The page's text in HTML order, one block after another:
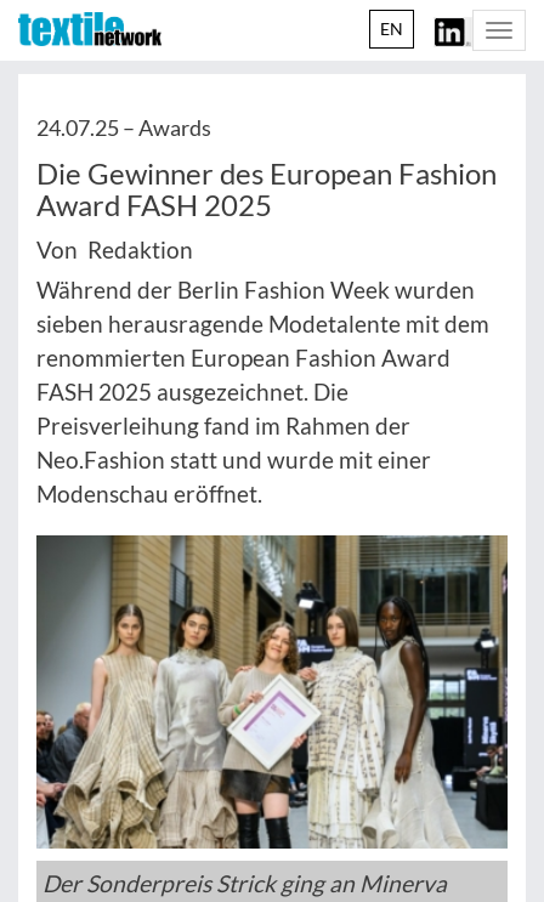
EN
24.07.25 –Awards
Die Gewinner des European Fashion
Award FASH 2025
Von Redaktion
Während der Berlin Fashion Week wurden
sieben herausragende Modetalente mit dem
renommierten European Fashion Award
FASH 2025 ausgezeichnet. Die
Preisverleihung fand im Rahmen der
Neo.Fashion statt und wurde mit einer
Modenschau eröffnet.
Der Sonderpreis Strick ging an Minerva